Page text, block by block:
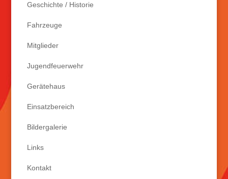
Geschichte / Historie
Fahrzeuge
Mitglieder
Jugendfeuerwehr
Gerätehaus
Einsatzbereich
Bildergalerie
Links
Kontakt